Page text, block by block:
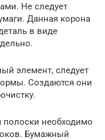
Не следует
Данная корона
в виде
элемент, следует
Создаются они
полоски необходимо
Бумажный